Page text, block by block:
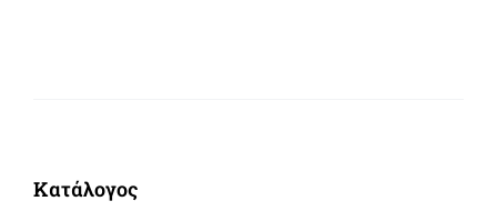
Κατάλογος